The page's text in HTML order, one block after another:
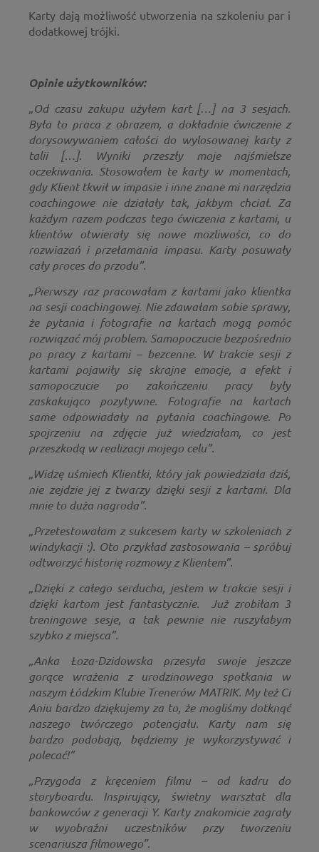
Karty dają możliwość utworzenia na szkoleniu par i
dodatkowej trójki.
Opinie użytkowników:
„Od czasu zakupu użyłem kart […] na 3 sesjach.
Była to praca z obrazem, a dokładnie ćwiczenie z
dorysowywaniem całości do wylosowanej karty z
talii […]. Wyniki przeszły moje najśmielsze
oczekiwania. Stosowałem te karty w momentach,
gdy Klient tkwił w impasie i inne znane mi narzędzia
coachingowe nie działały tak, jakbym chciał. Za
każdym razem podczas tego ćwiczenia z kartami, u
klientów otwierały się nowe mozliwości, co do
rozwiazań i przełamania impasu. Karty posuwały
cały proces do przodu”.
„Pierwszy raz pracowałam z kartami jako klientka
na sesji coachingowej. Nie zdawałam sobie sprawy,
że pytania i fotografie na kartach mogą pomóc
rozwiązać mój problem. Samopoczucie bezpośrednio
po pracy z kartami – bezcenne. W trakcie sesji z
kartami pojawiły się skrajne emocje, a efekt i
samopoczucie po zakończeniu pracy były
zaskakująco pozytywne. Fotografie na kartach
same odpowiadały na pytania coachingowe. Po
spojrzeniu na zdjęcie już wiedziałam, co jest
przeszkodą w realizacji mojego celu”.
„Widzę uśmiech Klientki, który jak powiedziała dziś,
nie zejdzie jej z twarzy dzięki sesji z kartami. Dla
mnie to duża nagroda”.
„Przetestowałam z sukcesem karty w szkoleniach z
windykacji :). Oto przykład zastosowania – spróbuj
odtworzyć historię rozmowy z Klientem”.
„Dzięki z całego serducha, jestem w trakcie sesji i
dzięki kartom jest fantastycznie. Już zrobiłam 3
treningowe sesje, a tak pewnie nie ruszyłabym
szybko z miejsca”.
„Anka Łoza-Dzidowska przesyła swoje jeszcze
gorące wrażenia z urodzinowego spotkania w
naszym Łódzkim Klubie Trenerów MATRIK. My też Ci
Aniu bardzo dziękujemy za to, że mogliśmy dotknąć
naszego twórczego potencjału. Karty nam się
bardzo podobają, będziemy je wykorzystywać i
polecać!”
„Przygoda z kręceniem filmu – od kadru do
storyboardu. Inspirujący, świetny warsztat dla
bankowców z generacji Y. Karty znakomicie zagrały
w wyobraźni uczestników przy tworzeniu
scenariusza filmowego”.